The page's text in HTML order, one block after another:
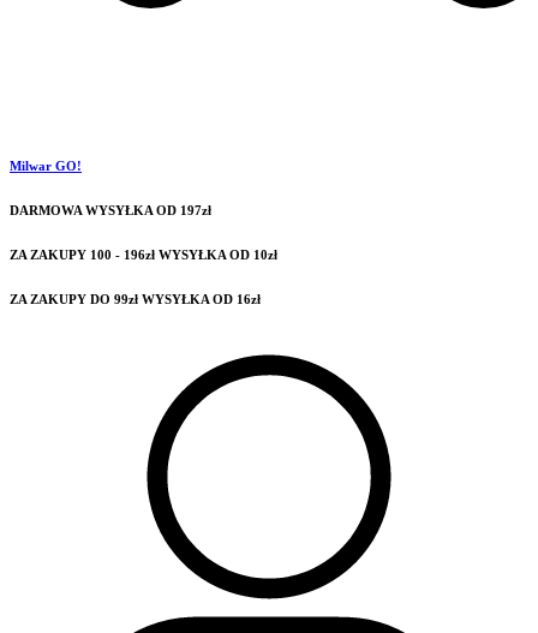
Milwar GO!
DARMOWA WYSYŁKA OD 197zł
ZA ZAKUPY 100 - 196zł WYSYŁKA OD 10zł
ZA ZAKUPY DO 99zł WYSYŁKA OD 16zł